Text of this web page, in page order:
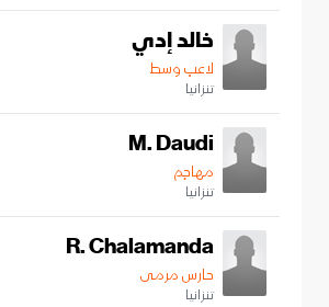
خالد إدي
لاعب وسط
تنزانيا
M. Daudi
مهاجم
تنزانيا
R. Chalamanda
حارس مرمى
تنزانيا